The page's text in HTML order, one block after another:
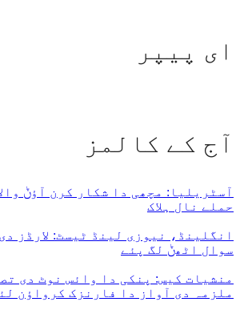
ای پیپر
آج کے کالمز
آسٹریلیا: مچھی دا شکار کرن آؤݨ
حملے نال ہلاک
انگلینڈ، نیوزی لینڈ ٹیسٹ: لارڈز
سوال اٹھݨ لگ پئے
منشیات کیس: پنکی دا وائس نوٹ دی
ملزمہ دی آواز دا فارنزک کرواؤن